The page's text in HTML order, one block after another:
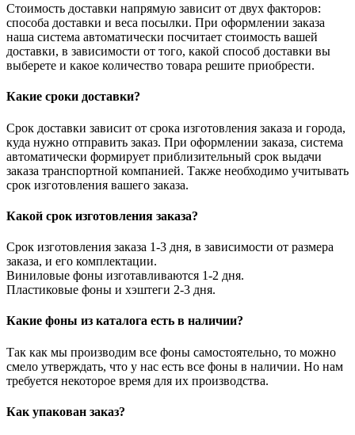
Стоимость доставки напрямую зависит от двух факторов:
способа доставки и веса посылки. При оформлении заказа
наша система автоматически посчитает стоимость вашей
доставки, в зависимости от того, какой способ доставки вы
выберете и какое количество товара решите приобрести.
Какие сроки доставки?
Срок доставки зависит от срока изготовления заказа и города,
куда нужно отправить заказ. При оформлении заказа, система
автоматически формирует приблизительный срок выдачи
заказа транспортной компанией. Также необходимо учитывать
срок изготовления вашего заказа.
Какой срок изготовления заказа?
Срок изготовления заказа 1-3 дня, в зависимости от размера
заказа, и его комплектации.
Виниловые фоны изготавливаются 1-2 дня.
Пластиковые фоны и хэштеги 2-3 дня.
Какие фоны из каталога есть в наличии?
Так как мы производим все фоны самостоятельно, то можно
смело утверждать, что у нас есть все фоны в наличии. Но нам
требуется некоторое время для их производства.
Как упакован заказ?